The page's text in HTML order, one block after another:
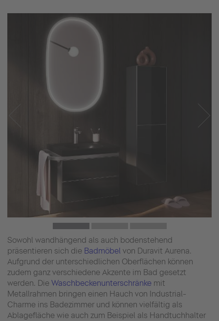
Sowohl wandhängend als auch bodenstehend
präsentieren sich die Badmöbel von Duravit Aurena.
Aufgrund der unterschiedlichen Oberflächen können
zudem ganz verschiedene Akzente im Bad gesetzt
werden. Die Waschbeckenunterschränke mit
Metallrahmen bringen einen Hauch von Industrial-
Charme ins Badezimmer und können vielfältig als
Ablagefläche wie auch zum Beispiel als Handtuchhalter